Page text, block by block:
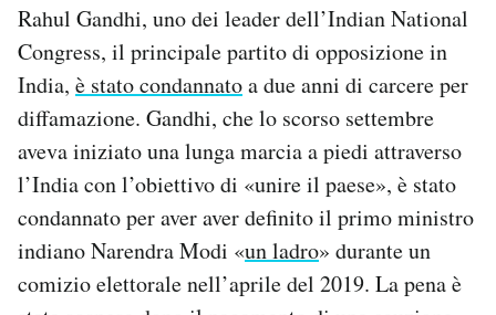
Newsletter
Notifiche mobile
Regala il Post
Hai bisogno di aiuto?
Esci
Rahul Gandhi, uno dei leader dell’Indian National
Congress, il principale partito di opposizione in
India, è stato condannatoa due anni di carcere per
diffamazione. Gandhi, che lo scorso settembre
aveva iniziato una lunga marcia a piedi attraverso
l’India con l’obiettivo di «unire il paese», è stato
condannato per aver aver definito il primo ministro
indiano Narendra Modi «un ladro» durante un
comizio elettorale nell’aprile del 2019. La pena è